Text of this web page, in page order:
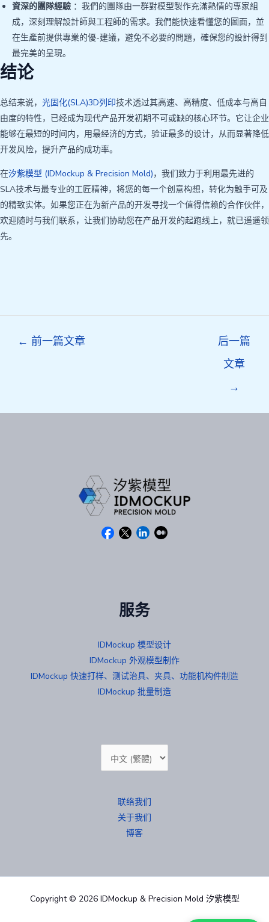
資深的團隊經驗 ：我們的團隊由一群對模型製作充滿熱情的專家組
成，深刻理解設計師與工程師的需求。我們能快速看懂您的圖面，並
在生產前提供專業的優-建議，避免不必要的問題，確保您的設計得到
最完美的呈現。
结论
总结来说， 光固化(SLA)3D列印技术透过其高速、高精度、低成本与高自
由度的特性，已经成为现代产品开发初期不可或缺的核心环节。它让企业
能够在最短的时间内，用最经济的方式，验证最多的设计，从而显著降低
开发风险，提升产品的成功率。
在汐紫模型 (IDMockup & Precision Mold)，我们致力于利用最先进的
SLA技术与最专业的工匠精神，将您的每一个创意构想，转化为触手可及
的精致实体。如果您正在为新产品的开发寻找一个值得信赖的合作伙伴，
欢迎随时与我们联系，让我们协助您在产品开发的起跑线上，就已遥遥领
先。
← 前一篇文章
后一篇
文章
→
服务
IDMockup 模型设计
IDMockup 外观模型制作
IDMockup 快速打样、测试治具、夹具、功能机构件制造
IDMockup 批量制造
择
联络我们
关于我们
博客
Copyright © 2026 IDMockup & Precision Mold 汐紫模型